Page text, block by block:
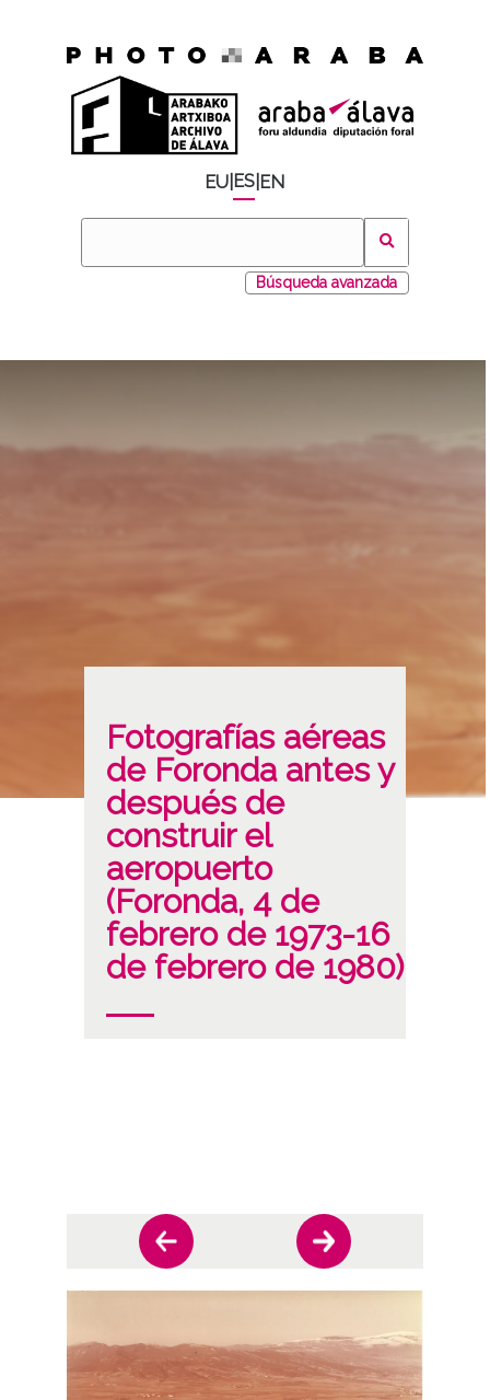
EU ES EN
Búsqueda avanzada
Fotografías aéreas
de Foronda antes y
después de
construir el
aeropuerto
(Foronda, 4 de
febrero de 1973-16
de febrero de 1980)